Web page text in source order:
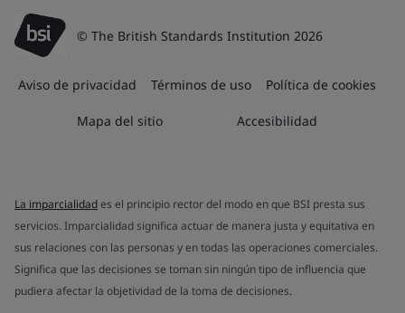
© The British Standards Institution 2026
Aviso de privacidad Términos de uso Política de cookies
Mapa del sitio Accesibilidad
La imparcialidades el principio rector del modo en que BSI presta sus
servicios. Imparcialidad significa actuar de manera justa y equitativa en
sus relaciones con las personas y en todas las operaciones comerciales.
Significa que las decisiones se toman sin ningún tipo de influencia que
pudiera afectar la objetividad de la toma de decisiones.